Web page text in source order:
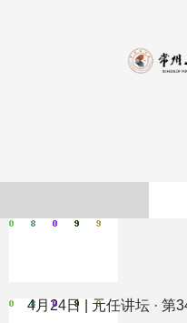
4月24日 | 元任讲坛 · 第